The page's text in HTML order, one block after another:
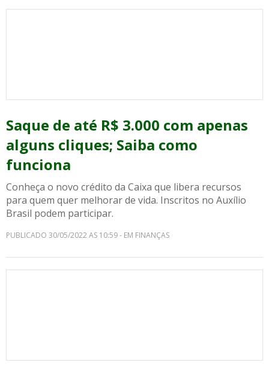
Saque de até R$ 3.000 com apenas
alguns cliques; Saiba como
funciona
Conheça o novo crédito da Caixa que libera recursos
para quem quer melhorar de vida. Inscritos no Auxílio
Brasil podem participar.
PUBLICADO 30/05/2022 AS 10:59 - EM FINANÇAS